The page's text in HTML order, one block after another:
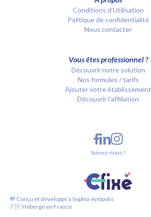
Conditions d’Utilisation
Politique de confidentialité
Nous contacter
Vous êtes professionnel ?
Découvrir notre solution
Nos formules / tarifs
Ajouter votre établissement
Découvrir l'affiliation
💙 Conçu et développé à Sophia-Antipolis
🇫🇷 Hébergé en France
Suivez-nous !